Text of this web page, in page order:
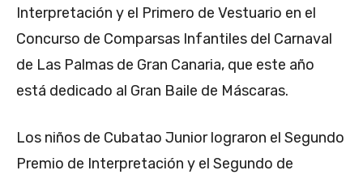
Interpretación y el Primero de Vestuario en el
Concurso de Comparsas Infantiles del Carnaval
de Las Palmas de Gran Canaria, que este año
está dedicado al Gran Baile de Máscaras.
Los niños de Cubatao Junior lograron el Segundo
Premio de Interpretación y el Segundo de